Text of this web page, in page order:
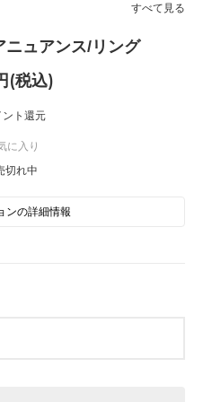
すべて見る
ュアンス/リング
(税込)
ント還元
に入り
切れ中
ンの詳細情報